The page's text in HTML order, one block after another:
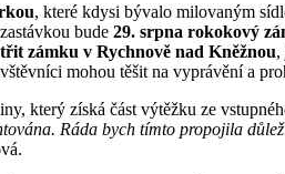
, které kdysi bývalo milovaným
bude 29. srpna rokokový
zámku v Rychnově nad Kněžnou,
mohou těšit na vyprávění a
který získá část výtěžku ze
Ráda bych tímto propojila